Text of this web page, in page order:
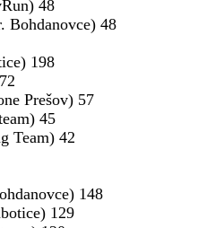
48
Bohdanovce) 48
198
Prešov) 57
45
Team) 42
148
129